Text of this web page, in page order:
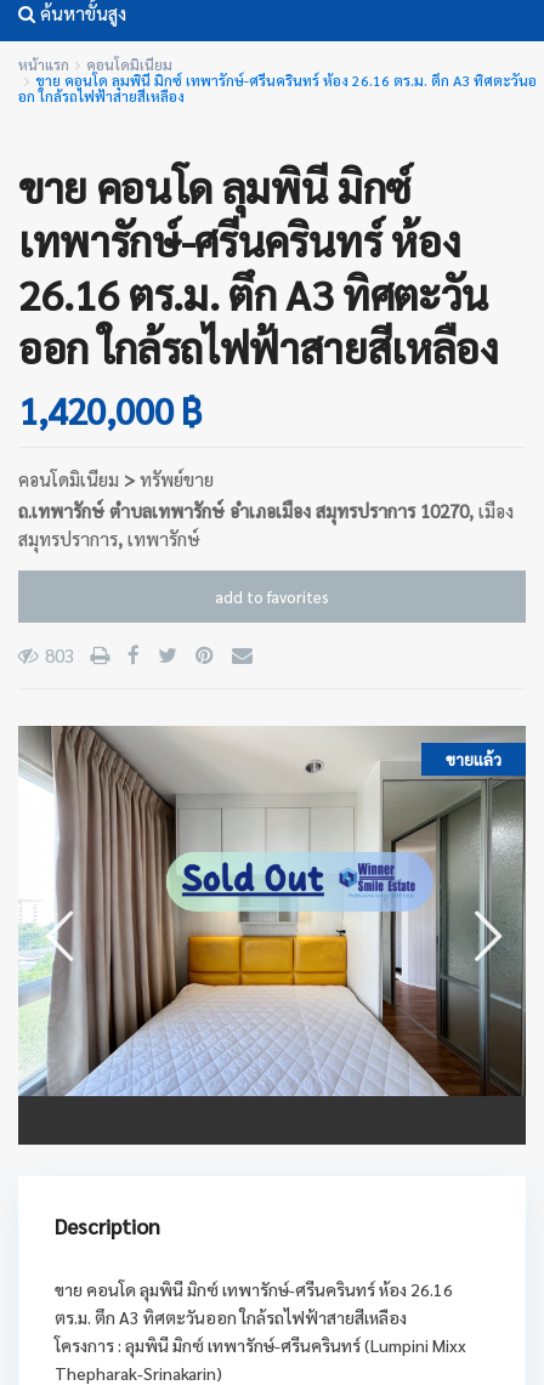
ค้นหาขั้นสูง
หน้าแรก
คอนโดมิเนียม
ขาย คอนโด ลุมพินี มิกซ์ เทพารักษ์-ศรีนครินทร์ ห้อง 26.16 ตร.ม. ตึก A3 ทิศตะวันอ
อก ใกล้รถไฟฟ้าสายสีเหลือง
ขาย คอนโด ลุมพินี มิกซ์
เทพารักษ์-ศรีนครินทร์ ห้อง
26.16 ตร.ม. ตึก A3 ทิศตะวัน
ออก ใกล้รถไฟฟ้าสายสีเหลือง
1,420,000 ฿
คอนโดมิเนียม > ทรัพย์ขาย
ถ.เทพารักษ์ ตำบลเทพารักษ์ อำเภอเมือง สมุทรปราการ 10270, เมือง
สมุทรปราการ, เทพารักษ์
add to favorites
803
ขายแล้ว
Description
ขาย คอนโด ลุมพินี มิกซ์ เทพารักษ์-ศรีนครินทร์ ห้อง 26.16
ตร.ม. ตึก A3 ทิศตะวันออก ใกล้รถไฟฟ้าสายสีเหลือง
โครงการ : ลุมพินี มิกซ์ เทพารักษ์-ศรีนครินทร์ (Lumpini Mixx
Thepharak-Srinakarin)